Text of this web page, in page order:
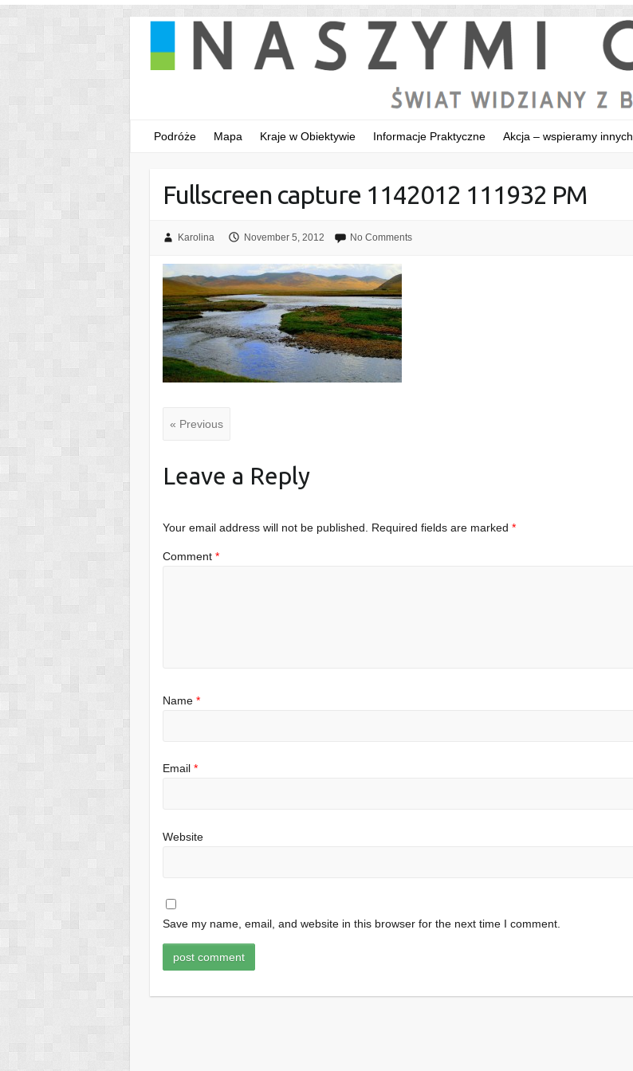
Podróże Mapa Kraje w Obiektywie Informacje Praktyczne Akcja – wspieramy innych
Fullscreen capture 1142012 111932 PM
Karolina November 5, 2012 No Comments
« Previous
Leave a Reply
Your email address will not be published. Required fields are marked*
Comment*
Name*
Email*
Website
Save my name, email, and website in this browser for the next time I comment.